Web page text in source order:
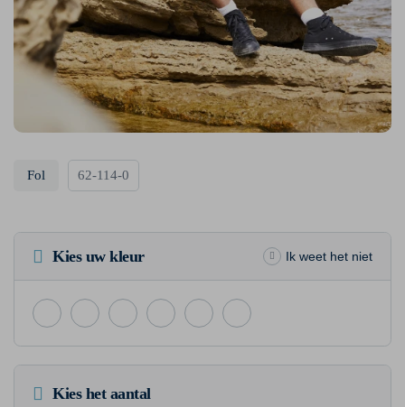
Fol 62-114-0
Kies uw kleur Ik weet het niet
Kies het aantal